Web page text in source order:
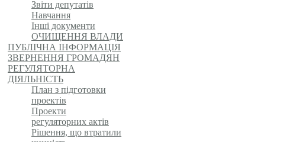
Звіти депутатів
Навчання
Інші документи
ОЧИЩЕННЯ ВЛАДИ
ПУБЛІЧНА ІНФОРМАЦІЯ
ЗВЕРНЕННЯ ГРОМАДЯН
РЕГУЛЯТОРНА
ДІЯЛЬНІСТЬ
План з підготовки
проектів
Проекти
регуляторних актів
Рішення, що втратили